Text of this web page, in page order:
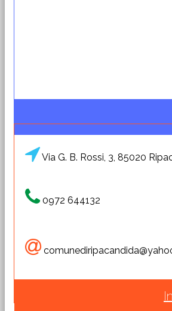
Via G. B. Rossi, 3, 85020
0972 644132